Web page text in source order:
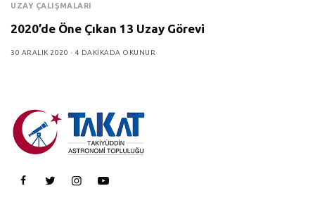
UZAY ÇALIŞMALARI
2020’de Öne Çıkan 13 Uzay Görevi
30 ARALIK 2020 4 DAKIKADA OKUNUR